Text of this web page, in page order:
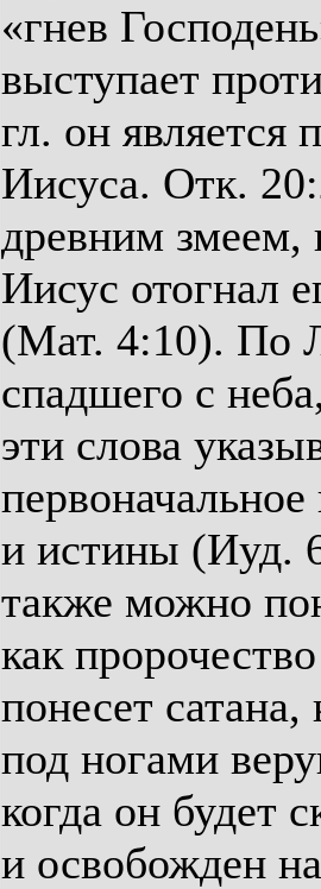
«гнев
выступает
гл. он является
Иисуса. Отк.
древним змеем,
Иисус отогнал
(Мат. 4:10). По
спадшего с
эти слова
и истины (Иуд.
также можно
как
понесет
под ногами
когда он будет
и освобожден